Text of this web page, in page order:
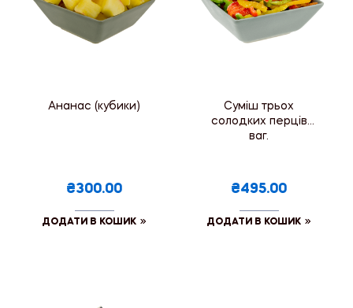
Ананас (кубики)
₴300.00
ДОДАТИ В КОШИК
Суміш трьох
солодких перців
ваг.
₴495.00
ДОДАТИ В КОШИК